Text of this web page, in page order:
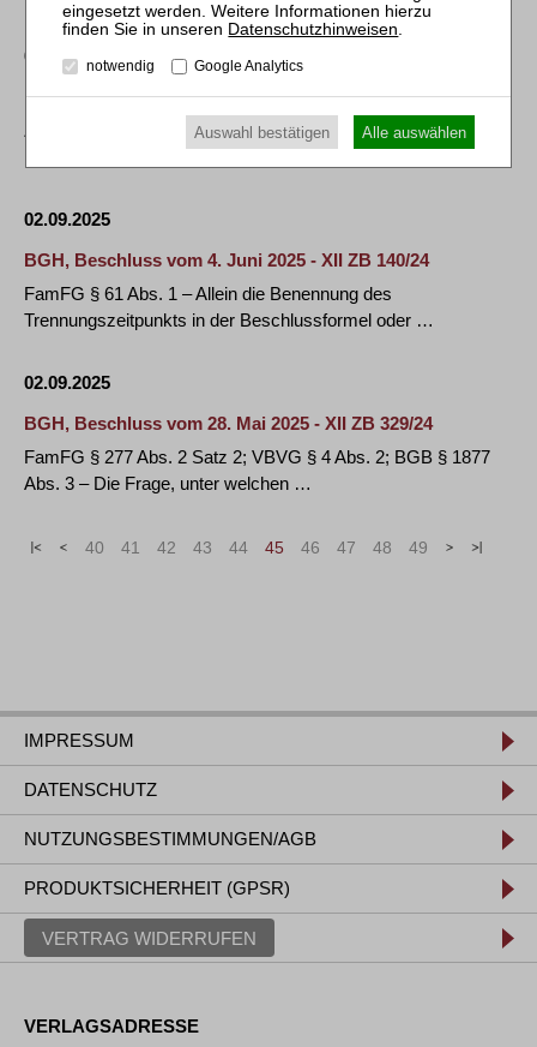
02.09.2025
BGH, Beschluss vom 23. Juli 2025 - VII ZB 26/23
ZPO §§ 91, 104, § 494a Abs. 2 Satz 1 – Eine
02.09.2025
BGH, Beschluss vom 4. Juni 2025 - XII ZB 140/24
FamFG § 61 Abs. 1 – Allein die Benennung des
Trennungszeitpunkts in der Beschlussformel oder …
02.09.2025
BGH, Beschluss vom 28. Mai 2025 - XII ZB 329/24
FamFG § 277 Abs. 2 Satz 2; VBVG § 4 Abs. 2; BGB § 1877
Abs. 3 – Die Frage, unter welchen …
« < 40 41 42 43 44 45 46 47 48 49 > »
IMPRESSUM
DATENSCHUTZ
NUTZUNGSBESTIMMUNGEN/AGB
PRODUKTSICHERHEIT (GPSR)
VERTRAG WIDERRUFEN
VERLAGSADRESSE
Datenschutzhinweisen
notwendig Google Analytics
Auswahl bestätigen Alle auswählen